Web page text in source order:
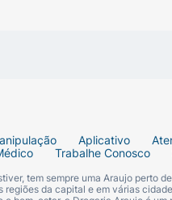
Aplicativo
Trabalhe Conosco
tem sempre uma Araujo perto
regiões da capital e em várias